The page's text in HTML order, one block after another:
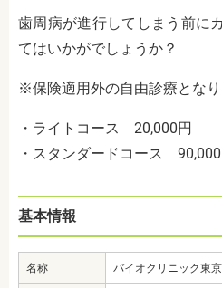
歯周病が進行してしまう前に
てはいかがでしょうか？
※保険適用外の自由診療とな
・ライトコース 20,000円
・スタンダードコース 90,000
基本情報
名称 バイオクリニック東京